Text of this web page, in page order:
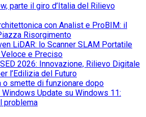
parte il giro d’Italia del Rilievo
con Analist e ProBIM: il
Risorgimento
LiDAR: lo Scanner SLAM Portatile
e Preciso
2026: Innovazione, Rilievo Digitale
l’Edilizia del Futuro
o smette di funzionare dopo
Windows Update su Windows 11:
problema